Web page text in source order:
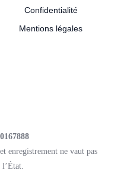
Confidentialité
Mentions légales
enregistrement ne vaut pas